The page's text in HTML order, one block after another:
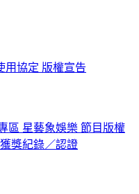
用協定 版權宣告
區 星藝象娛樂 節目版權
獲獎紀錄／認證